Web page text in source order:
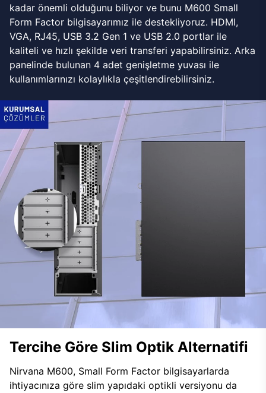
kadar önemli olduğunu biliyor ve bunu M600 Small
Form Factor bilgisayarımız ile destekliyoruz. HDMI,
VGA, RJ45, USB 3.2 Gen 1 ve USB 2.0 portlar ile
kaliteli ve hızlı şekilde veri transferi yapabilirsiniz. Arka
panelinde bulunan 4 adet genişletme yuvası ile
kullanımlarınızı kolaylıkla çeşitlendirebilirsiniz.
Tercihe Göre Slim Optik Alternatifi
Nirvana M600, Small Form Factor bilgisayarlarda
ihtiyacınıza göre slim yapıdaki optikli versiyonu da